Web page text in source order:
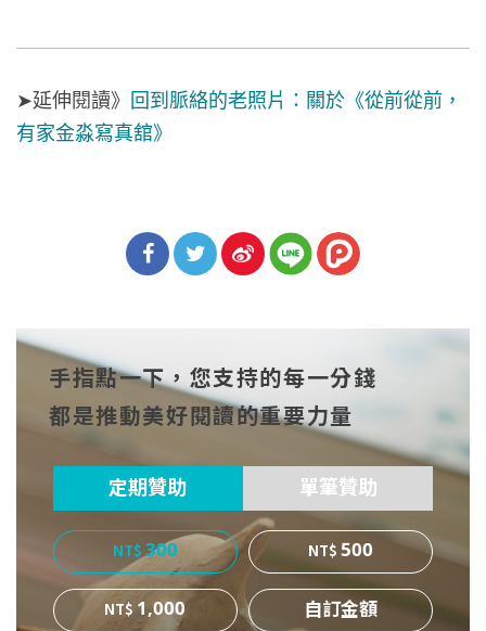
➤延伸閱讀》 回到脈絡的老照片：關於《從前從前，
有家金淼寫真舘》
cebo
ok
witt
er
博
手指點一下，您支持的每一分錢
都是推動美好閱讀的重要力量
定期贊助 單筆贊助
300
500
1,000